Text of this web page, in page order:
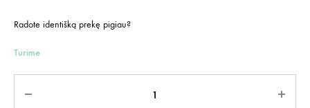
Radote identišką prekę pigiau?
Turime